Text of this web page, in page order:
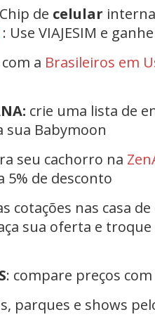
de celular
: Use VIAJESIM e ganhe
a Brasileiros em
crie uma lista de
sua Babymoon
seu cachorro na
5% de desconto
cotações nas casa
sua oferta e
: compare preços com
parques e shows